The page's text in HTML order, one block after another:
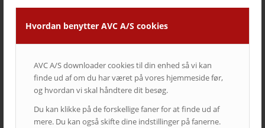
Hvordan benytter AVC A/S cookies
AVC A/S downloader cookies til din enhed så vi kan
finde ud af om du har været på vores hjemmeside før,
og hvordan vi skal håndtere dit besøg.
Du kan klikke på de forskellige faner for at finde ud af
mere. Du kan også skifte dine indstillinger på fanerne.
Restaurant Tiende
Velbalanceret lyd og god stemning